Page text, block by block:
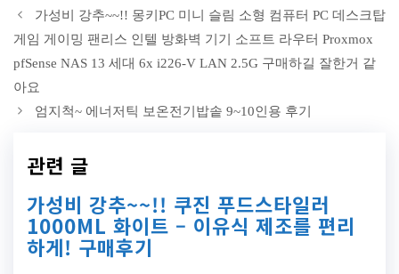
가성비 강추~~!! 몽키PC 미니 슬림 소형 컴퓨터 PC 데스크탑
게임 게이밍 팬리스 인텔 방화벽 기기 소프트 라우터 Proxmox
pfSense NAS 13 세대 6x i226-V LAN 2.5G 구매하길 잘한거 같
아요
엄지척~ 에너저틱 보온전기밥솥 9~10인용 후기
관련 글
가성비 강추~~!! 쿠진 푸드스타일러
1000ML 화이트 – 이유식 제조를 편리
하게! 구매후기